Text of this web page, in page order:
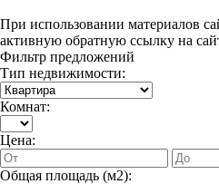
При использовании материалов
активную обратную ссылку на
Фильтр предложений
Тип недвижимости:
Комнат:
Цена:
Общая площадь (м2):